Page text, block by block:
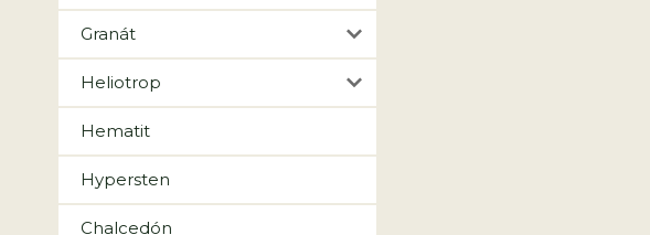
Granát
Heliotrop
Hematit
Hypersten
Chalcedón